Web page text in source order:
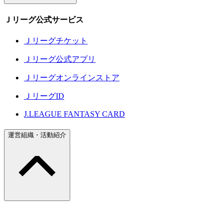
Ｊリーグ公式サービス
Ｊリーグチケット
Ｊリーグ公式アプリ
Ｊリーグオンラインストア
ＪリーグID
J.LEAGUE FANTASY CARD
運営組織・活動紹介